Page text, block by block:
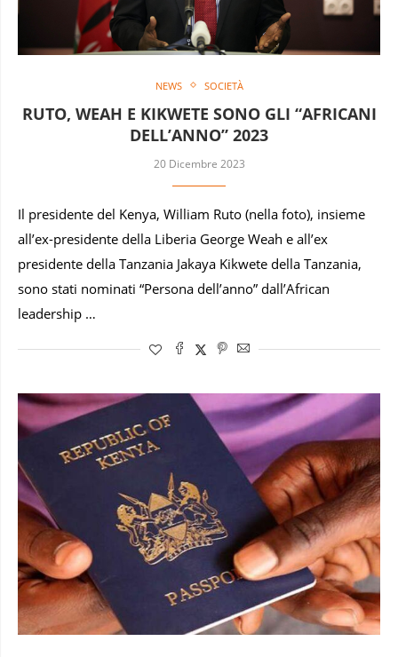
NEWS SOCIETÀ
RUTO, WEAH E KIKWETE SONO GLI “AFRICANI
DELL’ANNO” 2023
20 Dicembre 2023
Il presidente del Kenya, William Ruto (nella foto), insieme
all’ex-presidente della Liberia George Weah e all’ex
presidente della Tanzania Jakaya Kikwete della Tanzania,
sono stati nominati “Persona dell’anno” dall’African
leadership …